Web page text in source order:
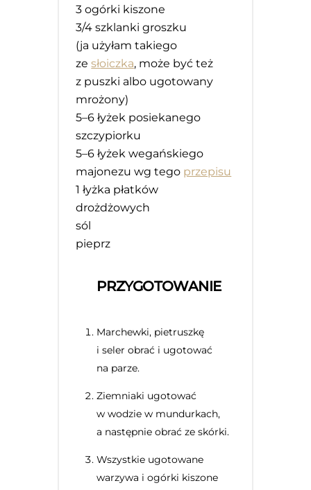
3 ogórki kiszone
3/4 szklanki groszku
(ja użyłam takiego
zesłoiczka, może być też
z puszki albo ugotowany
mrożony)
5–6 łyżek posiekanego
szczypiorku
5–6 łyżek wegańskiego
majonezu wg tego przepisu
1 łyżka płatków
drożdżowych
sól
pieprz
PRZYGOTOWANIE
Marchewki, pietruszkę
i seler obrać i ugotować
na parze.
Ziemniaki ugotować
w wodzie w mundurkach,
a następnie obrać ze skórki.
Wszystkie ugotowane
warzywa i ogórki kiszone